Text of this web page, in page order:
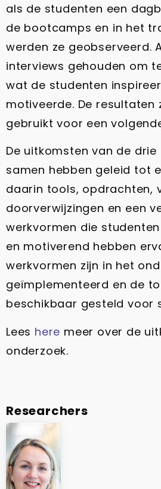
als de studenten een
de bootcamps en in het
werden ze geobserveerd.
interviews gehouden om
wat de studenten
motiveerde. De resultaten
gebruikt voor een
De uitkomsten van de
samen hebben geleid tot
daarin tools, opdrachten,
doorverwijzingen en een
werkvormen die
en motiverend hebben
werkvormen zijn in het
geïmplementeerd en de
beschikbaar gesteld voor
Lees here meer over de
onderzoek.
Researchers